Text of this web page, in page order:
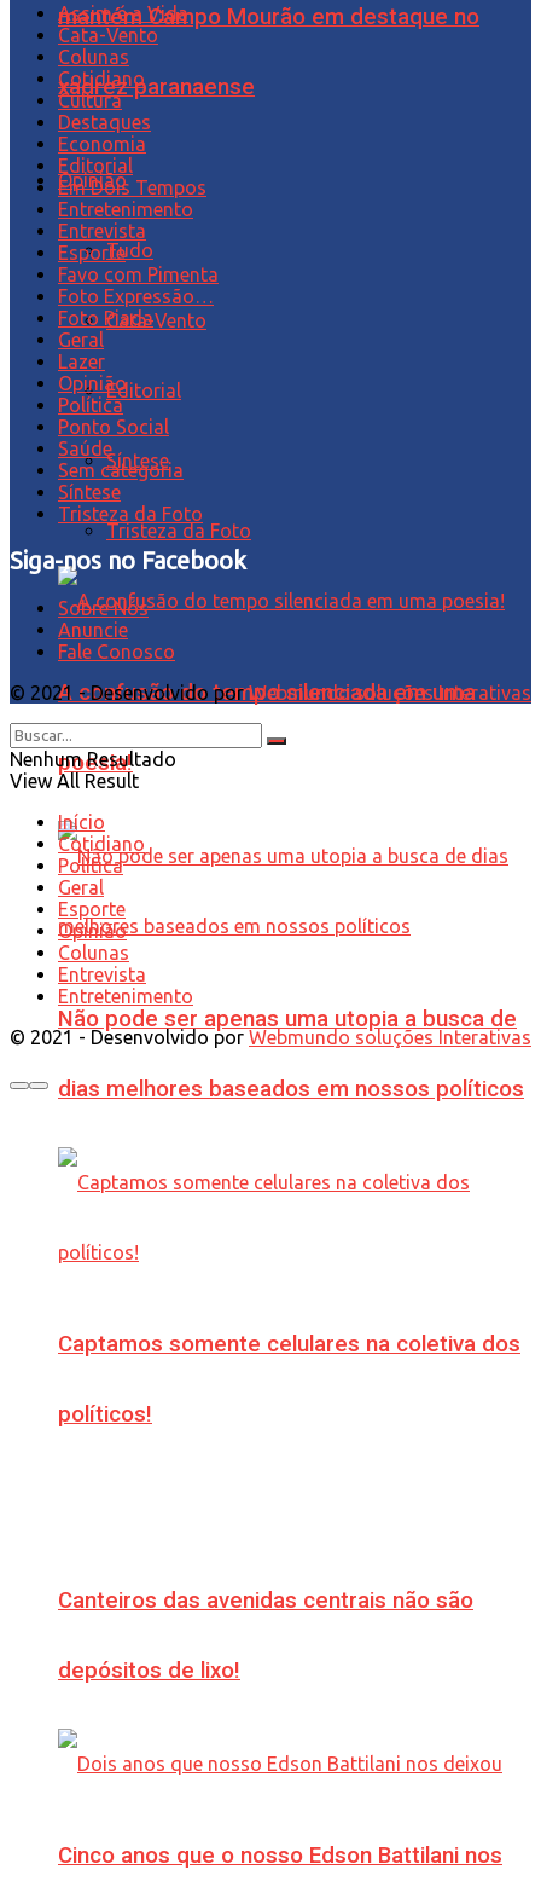
mantém Campo Mourão em destaque no
xadrez paranaense
Opinião
Tudo
Cata-Vento
Editorial
Síntese
Tristeza da Foto
A confusão do tempo silenciada em uma
poesia!
Não pode ser apenas uma utopia a busca de
dias melhores baseados em nossos políticos
Captamos somente celulares na coletiva dos
políticos!
Canteiros das avenidas centrais não são
depósitos de lixo!
Cinco anos que o nosso Edson Battilani nos
Assim é a Vida
Cata-Vento
Colunas
Cotidiano
Cultura
Destaques
Economia
Editorial
Em Dois Tempos
Entretenimento
Entrevista
Esporte
Favo com Pimenta
Foto Expressão…
Foto Piada
Geral
Lazer
Opinião
Política
Ponto Social
Saúde
Sem categoria
Síntese
Tristeza da Foto
Siga-nos no Facebook
Sobre Nós
Anuncie
Fale Conosco
© 2021 - Desenvolvido porWebmundo soluções Interativas
Nenhum Resultado
View All Result
Início
Cotidiano
Política
Geral
Esporte
Opinião
Colunas
Entrevista
Entretenimento
© 2021 - Desenvolvido por Webmundo soluções Interativas